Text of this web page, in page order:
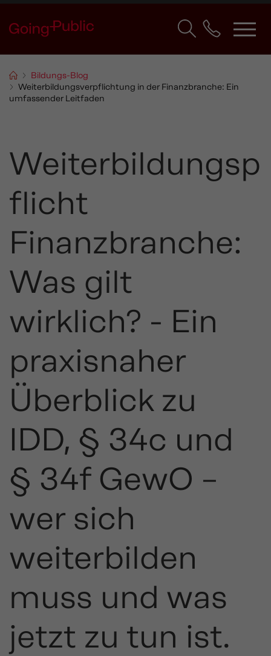
Bildungs-Blog
Weiterbildungsverpflichtung in der Finanzbranche: Ein
umfassender Leitfaden
Weiterbildungsp
flicht
Finanzbranche:
Was gilt
wirklich? - Ein
praxisnaher
Überblick zu
IDD, § 34c und
§ 34f GewO –
wer sich
weiterbilden
muss und was
jetzt zu tun ist.